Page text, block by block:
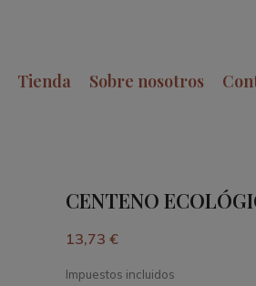
Tienda Sobre nosotros
CENTENO
13,73 €
Impuestos incluidos